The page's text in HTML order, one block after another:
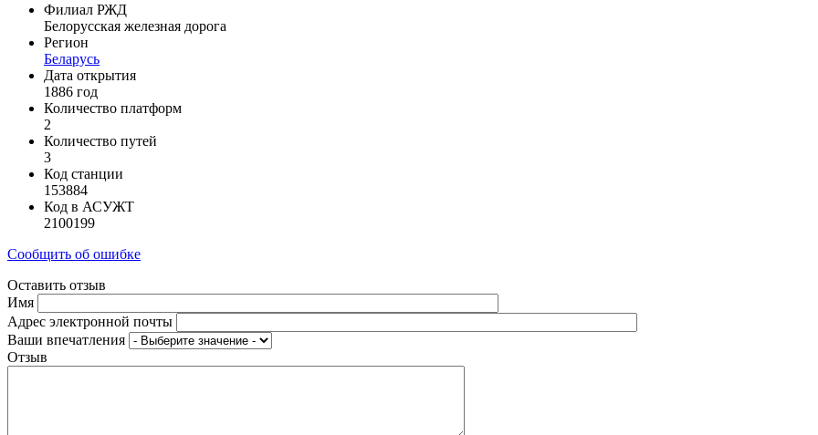
Филиал РЖД
Белорусская железная дорога
Регион
Беларусь
Дата открытия
1886 год
Количество платформ
2
Количество путей
3
Код станции
153884
Код в АСУЖТ
2100199
Сообщить об ошибке
Оставить отзыв
Имя
Адрес электронной почты
Ваши впечатления
Отзыв